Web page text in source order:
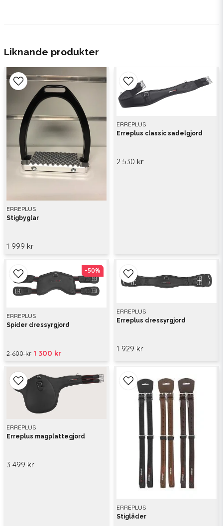
Liknande produkter
ERREPLUS
Stigbyglar
1 999 kr
ERREPLUS
Erreplus classic sadelgjord
2 530 kr
ERREPLUS
Spider dressyrgjord
2 600 kr 1 300 kr
-50%
-50%
ERREPLUS
Erreplus dressyrgjord
1 929 kr
ERREPLUS
Erreplus magplattegjord
3 499 kr
ERREPLUS
Stigläder